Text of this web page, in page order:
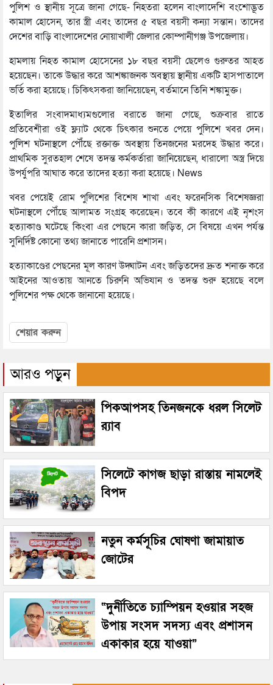
পুলিশ ও স্থানীয় সূত্রে জানা গেছে- নিহতরা হলেন বাংলাদেশি বংশোদ্ভূত
কামাল হোসেন, তার স্ত্রী এবং তাদের ৫ বছর বয়সী কন্যা সন্তান। তাদের
দেশের বাড়ি বাংলাদেশের নোয়াখালী জেলার কোম্পানীগঞ্জ উপজেলায়।
হামলায় নিহত কামাল হোসেনের ১৮ বছর বয়সী ছেলেও গুরুতর আহত
হয়েছেন। তাকে উদ্ধার করে আশঙ্কাজনক অবস্থায় স্থানীয় একটি হাসপাতালে
ভর্তি করা হয়েছে। চিকিৎসকরা জানিয়েছেন, বর্তমানে তিনি শঙ্কামুক্ত।
ইতালির সংবাদমাধ্যমগুলোর বরাতে জানা গেছে, শুক্রবার রাতে
প্রতিবেশীরা ওই ফ্ল্যাট থেকে চিৎকার শুনতে পেয়ে পুলিশে খবর দেন।
পুলিশ ঘটনাস্থলে পৌঁছে রক্তাক্ত অবস্থায় তিনজনের মরদেহ উদ্ধার করে।
প্রাথমিক সুরতহাল শেষে তদন্ত কর্মকর্তারা জানিয়েছেন, ধারালো অস্ত্র দিয়ে
উপর্যুপরি আঘাত করে তাদের হত্যা করা হয়েছে। News
খবর পেয়েই রোম পুলিশের বিশেষ শাখা এবং ফরেনসিক বিশেষজ্ঞরা
ঘটনাস্থলে পৌঁছে আলামত সংগ্রহ করেছেন। তবে কী কারণে এই নৃশংস
হত্যাকাণ্ড ঘটেছে কিংবা এর পেছনে কারা জড়িত, সে বিষয়ে এখন পর্যন্ত
সুনির্দিষ্ট কোনো তথ্য জানাতে পারেনি প্রশাসন।
হত্যাকাণ্ডের পেছনের মূল কারণ উদ্ঘাটন এবং জড়িতদের দ্রুত শনাক্ত করে
আইনের আওতায় আনতে চিরুনি অভিযান ও তদন্ত শুরু হয়েছে বলে
পুলিশের পক্ষ থেকে জানানো হয়েছে।
শেয়ার করুন
আরও পড়ুন
পিকআপসহ তিনজনকে ধরল সিলেট
র‌্যাব
সিলেটে কাগজ ছাড়া রাস্তায় নামলেই
বিপদ
নতুন কর্মসূচির ঘোষণা জামায়াত
জোটের
“দুর্নীতিতে চ্যাম্পিয়ন হওয়ার সহজ
উপায় সংসদ সদস্য এবং প্রশাসন
একাকার হয়ে যাওয়া”